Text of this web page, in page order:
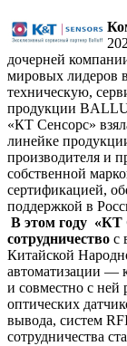
дочерней
мировых лидеров
техническую,
продукции
«КТ Сенсорс»
линейке
производителя и
собственной
сертификацией,
поддержкой в
В этом году «КТ
сотрудничество с
Китайской
автоматизации —
и совместно с ней
оптических
вывода, систем
сотрудничества